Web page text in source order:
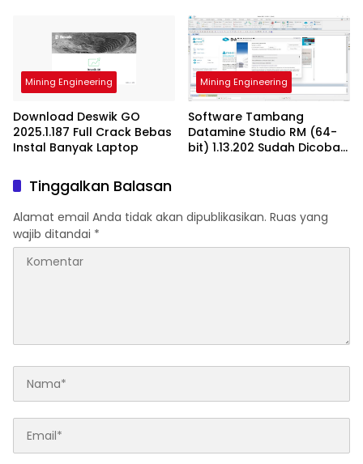
Mining Engineering
Download Deswik GO
2025.1.187 Full Crack Bebas
Instal Banyak Laptop
Mining Engineering
Software Tambang
Datamine Studio RM (64-
bit) 1.13.202 Sudah Dicoba
Tinggalkan Balasan
Alamat email Anda tidak akan dipublikasikan. Ruas yang
wajib ditandai *